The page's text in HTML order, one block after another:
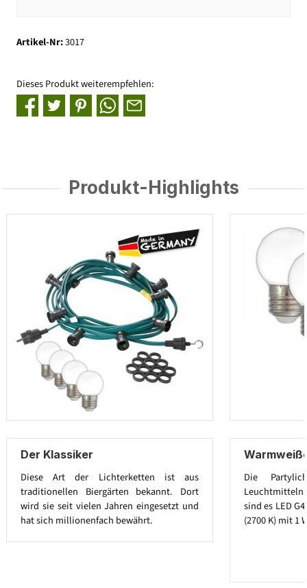
Artikel-Nr:3017
Dieses Produkt weiterempfehlen:
Produkt-Highlights
Der Klassiker
Diese Art der Lichterketten ist aus
traditionellen Biergärten bekannt. Dort
wird sie seit vielen Jahren eingesetzt und
hat sich millionenfach bewährt.
Die
Leuchtmitteln
sind es LED
(2700 K) mit 1